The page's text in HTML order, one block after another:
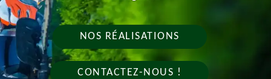
NOS RÉALISATIONS
CONTACTEZ-NOUS !